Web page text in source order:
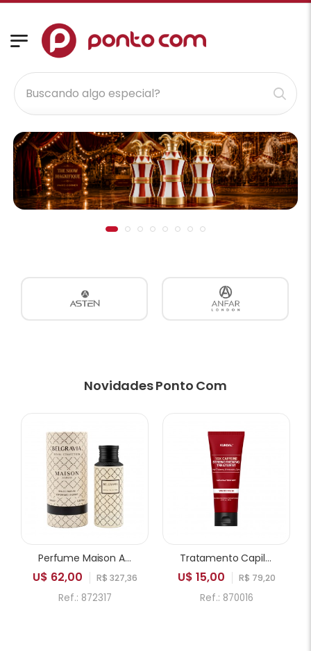
Novidades Ponto Com
Perfume Maison Asrar Belgravia EDP Unissex 100ml
U$ 62,00 R$ 327,36
Ref.: 872317
Tratamento Capilar KUNDAL 10X Caffeine Strengthening White Musk 200ml
U$ 15,00 R$ 79,20
Ref.: 870016